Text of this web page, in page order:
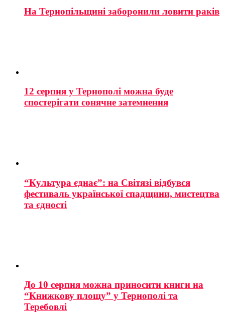
На Тернопільщині заборонили ловити раків
12 серпня у Тернополі можна буде
спостерігати сонячне затемнення
“Культура єднає”: на Світязі відбувся
фестиваль української спадщини, мистецтва
та єдності
До 10 серпня можна приносити книги на
“Книжкову площу” у Тернополі та
Теребовлі